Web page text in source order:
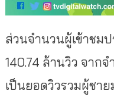
ส่วนจำนวนผู้เข้าชม
140.74 ล้านวิว จาก
เป็นยอดวิวรวมผู้ชา